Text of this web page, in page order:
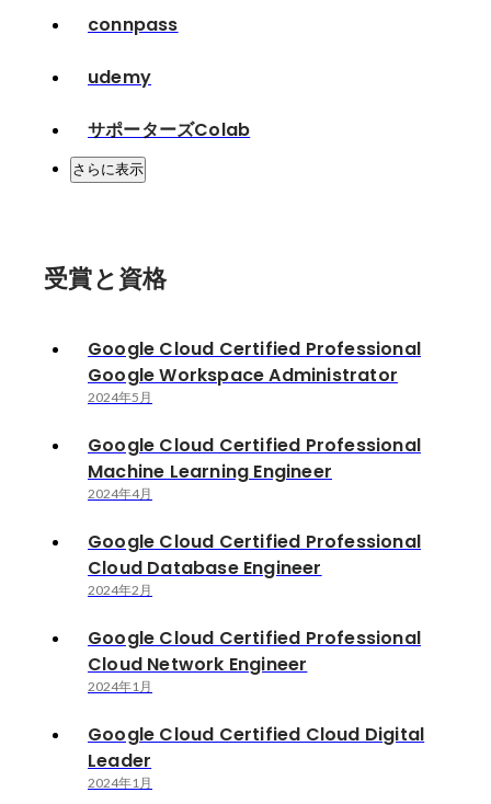
connpass
udemy
サポーターズColab
さらに表示
受賞と資格
Google Cloud Certified Professional
Google Workspace Administrator
2024年5月
Google Cloud Certified Professional
Machine Learning Engineer
2024年4月
Google Cloud Certified Professional
Cloud Database Engineer
2024年2月
Google Cloud Certified Professional
Cloud Network Engineer
2024年1月
Google Cloud Certified Cloud Digital
Leader
2024年1月